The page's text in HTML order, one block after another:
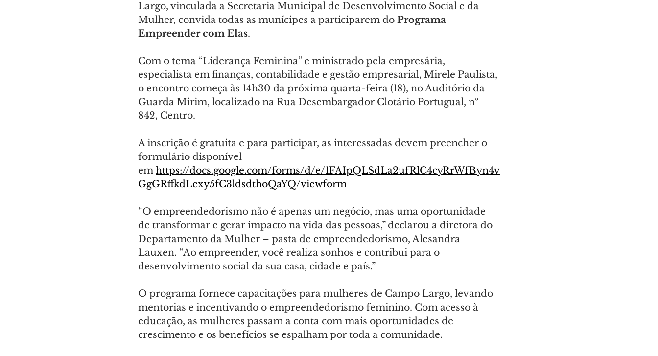
Largo, vinculada a Secretaria Municipal de Desenvolvimento Social e da
Mulher, convida todas as munícipes a participarem do Programa
Empreender com Elas.
Com o tema “Liderança Feminina” e ministrado pela empresária,
especialista em finanças, contabilidade e gestão empresarial, Mirele Paulista,
o encontro começa às 14h30 da próxima quarta-feira (18), no Auditório da
Guarda Mirim, localizado na Rua Desembargador Clotário Portugual, nº
842, Centro.
A inscrição é gratuita e para participar, as interessadas devem preencher o
formulário disponível
em https://docs.google.com/forms/d/e/1FAIpQLSdLa2ufRlC4cyRrWfByn4v
GgGRffkdLexy5fC3ldsdthoQaYQ/viewform
“O empreendedorismo não é apenas um negócio, mas uma oportunidade
de transformar e gerar impacto na vida das pessoas,” declarou a diretora do
Departamento da Mulher – pasta de empreendedorismo, Alesandra
Lauxen. “Ao empreender, você realiza sonhos e contribui para o
desenvolvimento social da sua casa, cidade e país.”
O programa fornece capacitações para mulheres de Campo Largo, levando
mentorias e incentivando o empreendedorismo feminino. Com acesso à
educação, as mulheres passam a conta com mais oportunidades de
crescimento e os benefícios se espalham por toda a comunidade.